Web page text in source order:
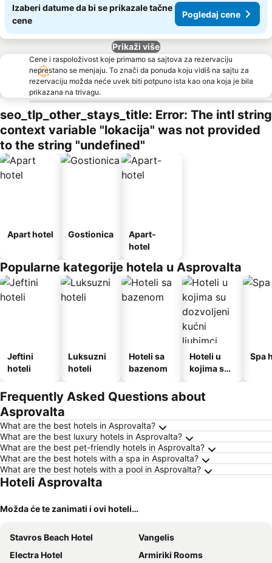
Izaberi datume da bi se prikazale tačne
cene
Pogledaj cene
Prikaži više
Cene i raspoloživost koje primamo sa sajtova za rezervaciju
neprestano se menjaju. To znači da ponuda koju vidiš na sajtu za
rezervaciju možda neće uvek biti potpuno ista kao ona koja je bila
prikazana na trivagu.
seo_tlp_other_stays_title: Error: The intl string
context variable "lokacija" was not provided
to the string "undefined"
Apart hotel Gostionica
Apart-
hotel
Popularne kategorije hotela u Asprovalta
Jeftini
hoteli
Luksuzni
hoteli
Hoteli sa
bazenom
Hoteli u
kojima su
kućni
ljubimci
Spa
Frequently Asked Questions about
Asprovalta
What are the best hotels in Asprovalta?
What are the best luxury hotels in Asprovalta?
What are the best pet-friendly hotels in Asprovalta?
What are the best hotels with a spa in Asprovalta?
What are the best hotels with a pool in Asprovalta?
Hoteli Asprovalta
Možda će te zanimati i ovi hoteli…
Stavros Beach Hotel
Vangelis
Electra Hotel
Armiriki Rooms